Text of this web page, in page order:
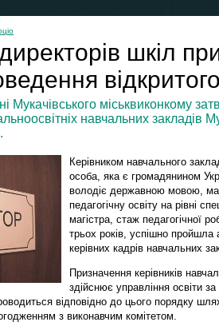
шкіл
Мукачівського міськвиконкому
навчальних закладів
Керівником навчального
особа, яка є громадянином
володіє державною мовою,
педагогічну освіту на рівні
магістра, стаж педагогічної
трьох років, успішно пройшла
керівних кадрів навчальних
Призначення керівників
здійснює управління освіти
відповідно до цього порядку
з виконавчим комітетом.